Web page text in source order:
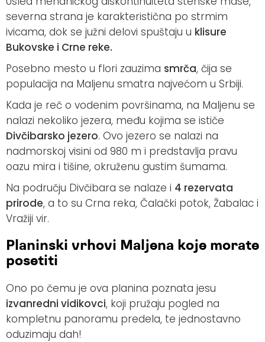
severna strana je karakteristična po strmim
ivicama, dok se južni delovi spuštaju u klisure
Bukovske i Crne reke.
Posebno mesto u flori zauzima smrča, čija se
populacija na Maljenu smatra najvećom u Srbiji.
Kada je reč o vodenim površinama, na Maljenu se
nalazi nekoliko jezera, među kojima se ističe
Divčibarsko jezero. Ovo jezero se nalazi na
nadmorskoj visini od 980 m i predstavlja pravu
oazu mira i tišine, okruženu gustim šumama.
Na području Divčibara se nalaze i 4 rezervata
prirode, a to su Crna reka, Čalački potok, Žabalac i
Vražiji vir.
Planinski vrhovi Maljena koje morate
posetiti
Ono po čemu je ova planina poznata jesu
izvanredni vidikovci, koji pružaju pogled na
kompletnu panoramu predela, te jednostavno
oduzimaju dah!